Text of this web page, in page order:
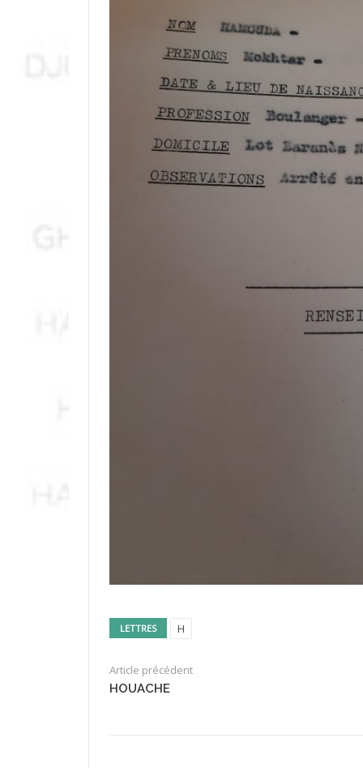
LETTRES H
Article précédent
HOUACHE